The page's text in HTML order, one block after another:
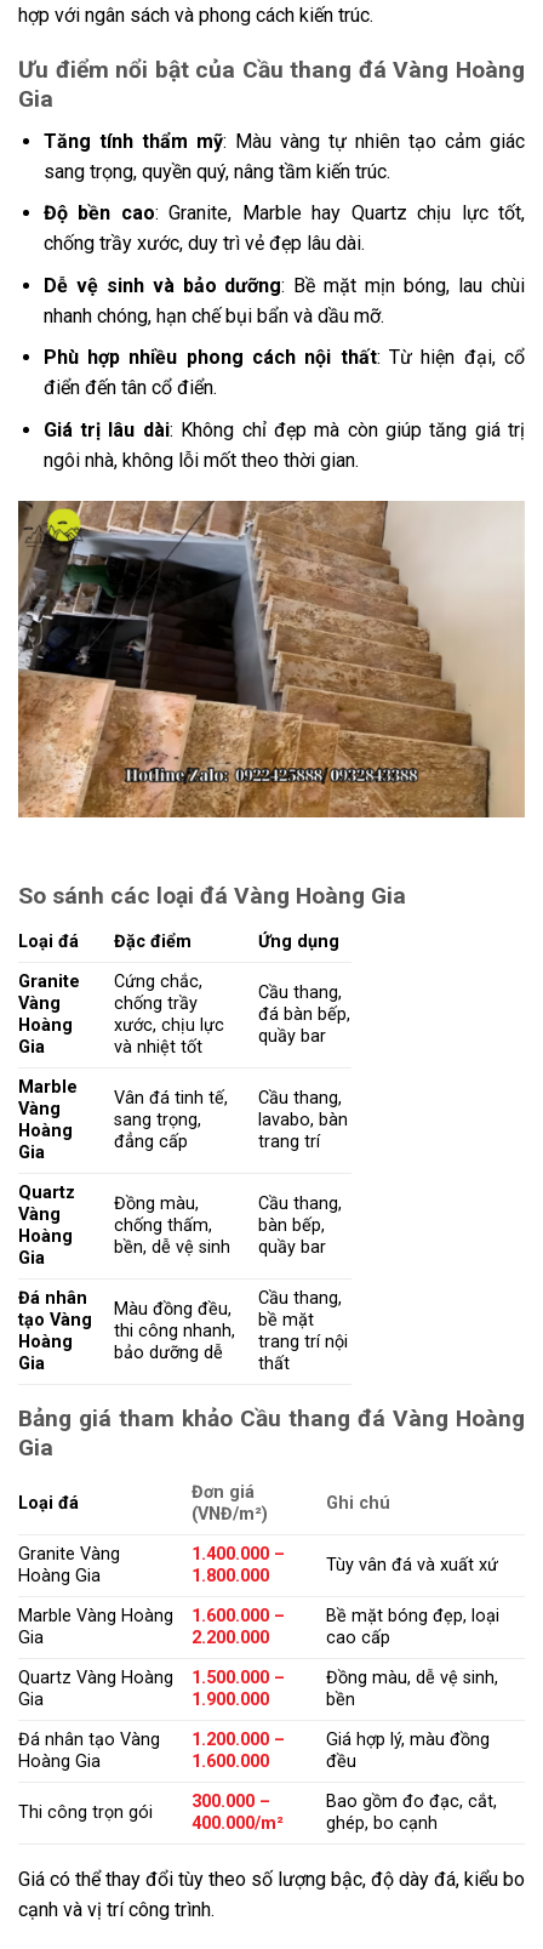
hợp với ngân sách và phong cách kiến trúc.
Ưu điểm nổi bật của Cầu thang đá Vàng Hoàng
Gia
Tăng tính thẩm mỹ: Màu vàng tự nhiên tạo cảm giác
sang trọng, quyền quý, nâng tầm kiến trúc.
Độ bền cao: Granite, Marble hay Quartz chịu lực tốt,
chống trầy xước, duy trì vẻ đẹp lâu dài.
Dễ vệ sinh và bảo dưỡng: Bề mặt mịn bóng, lau chùi
nhanh chóng, hạn chế bụi bẩn và dầu mỡ.
Phù hợp nhiều phong cách nội thất: Từ hiện đại, cổ
điển đến tân cổ điển.
Giá trị lâu dài: Không chỉ đẹp mà còn giúp tăng giá trị
ngôi nhà, không lỗi mốt theo thời gian.
So sánh các loại đá Vàng Hoàng Gia
Loại đá Đặc điểm
Ứng dụng
Granite
Vàng
Hoàng
Gia
Cứng chắc,
chống trầy
xước, chịu lực
và nhiệt tốt
Cầu thang,
đá bàn bếp,
quầy bar
Marble
Vàng
Hoàng
Gia
Vân đá tinh tế,
sang trọng,
đẳng cấp
Cầu thang,
lavabo, bàn
trang trí
Quartz
Vàng
Hoàng
Gia
Đồng màu,
chống thấm,
bền, dễ vệ sinh
Cầu thang,
bàn bếp,
quầy bar
Đá nhân
tạo Vàng
Hoàng
Gia
Màu đồng đều,
thi công nhanh,
bảo dưỡng dễ
Cầu thang,
bề mặt
trang trí nội
thất
Bảng giá tham khảo Cầu thang đá Vàng Hoàng
Gia
Loại đá
Đơn giá
(VNĐ/m²)
Ghi chú
Granite Vàng
Hoàng Gia
1.400.000 –
1.800.000
Tùy vân đá và xuất xứ
Marble Vàng Hoàng
Gia
1.600.000 –
2.200.000
Bề mặt bóng đẹp, loại
cao cấp
Quartz Vàng Hoàng
Gia
1.500.000 –
1.900.000
Đồng màu, dễ vệ sinh,
bền
Đá nhân tạo Vàng
Hoàng Gia
1.200.000 –
1.600.000
Giá hợp lý, màu đồng
đều
Thi công trọn gói
300.000 –
400.000/m²
Bao gồm đo đạc, cắt,
ghép, bo cạnh
Giá có thể thay đổi tùy theo số lượng bậc, độ dày đá, kiểu bo
cạnh và vị trí công trình.